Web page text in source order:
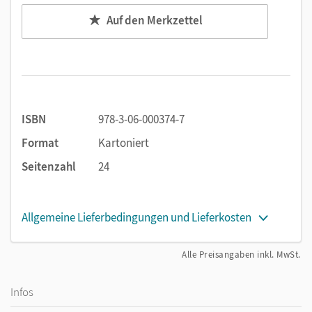
Cornelsen Verlag, bietet das Heft praxisnahe Übungen, die
Sicherheit und Motivation schaffen.
Auf den Merkzettel
ISBN
978-3-06-000374-7
Format
Kartoniert
Seitenzahl
24
Allgemeine Lieferbedingungen und Lieferkosten
Alle Preisangaben inkl. MwSt.
Infos